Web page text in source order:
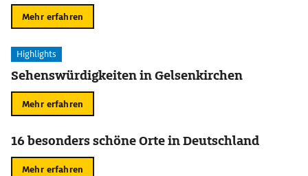
Mehr erfahren
Highlights
Sehenswürdigkeiten in Gelsenkirchen
Mehr erfahren
16 besonders schöne Orte in Deutschland
Mehr erfahren